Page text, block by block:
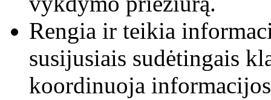
Rengia ir teikia
susijusiais sudėtingais
koordinuoja